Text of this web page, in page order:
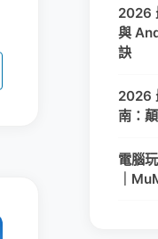
2026
與
訣
2026
南：
電腦
｜